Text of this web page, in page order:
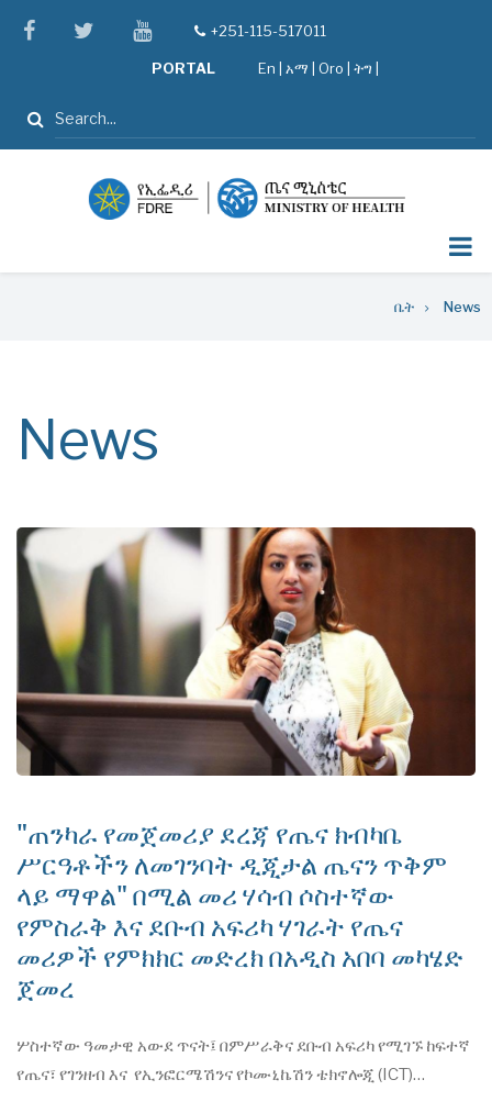
facebooktwitteryoutube
tel+251-115-517011
PORTAL En አማ Oro ትግ |
ፈልግ
ቤት News
News
"ጠንካራ የመጀመሪያ ደረጃ የጤና ክብካቤ
ሥርዓቶችን ለመገንባት ዲጂታል ጤናን ጥቅም
ላይ ማዋል" በሚል መሪ ሃሳብ ሶስተኛው
የምስራቅ እና ደቡብ አፍሪካ ሃገራት የጤና
መሪዎች የምክክር መድረክ በአዲስ አበባ መካሄድ
ጀመረ
ሦስተኛው ዓመታዊ አውደ ጥናት፤ በምሥራቅና ደቡብ አፍሪካ የሚገኙ ከፍተኛ
የጤና፣ የገንዘብ እና የኢንፎርሜሽንና የኮሙኒኬሽን ቴክኖሎጂ (ICT)…